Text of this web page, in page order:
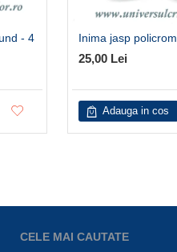
- 4
Inima jasp policrom
25,00 Lei
Adauga in cos
CELE MAI CAUTATE